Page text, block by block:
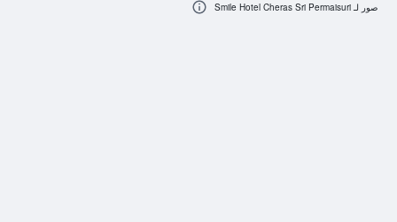
صور لـ Smile Hotel Cheras Sri Permaisuri